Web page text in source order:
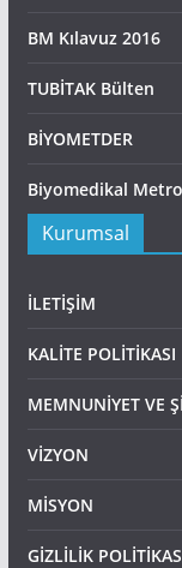
BM Kılavuz 2016
TUBİTAK Bülten
BİYOMETDER
Biyomedikal
Kurumsal
İLETİŞİM
KALİTE POLİTİKASI
MEMNUNİYET VE
VİZYON
MİSYON
GİZLİLİK